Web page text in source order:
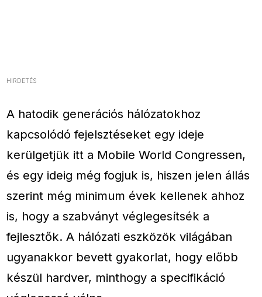
HIRDETÉS
A hatodik generációs hálózatokhoz
kapcsolódó fejelsztéseket egy ideje
kerülgetjük itt a Mobile World Congressen,
és egy ideig még fogjuk is, hiszen jelen állás
szerint még minimum évek kellenek ahhoz
is, hogy a szabványt véglegesítsék a
fejlesztők. A hálózati eszközök világában
ugyanakkor bevett gyakorlat, hogy előbb
készül hardver, minthogy a specifikáció